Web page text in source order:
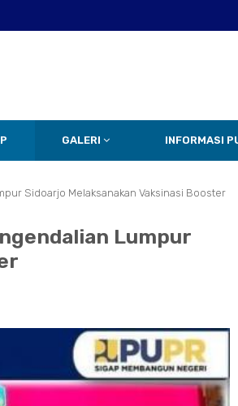
GALERI INFORMASI
Sidoarjo Melaksanakan Vaksinasi Booster
Lumpur